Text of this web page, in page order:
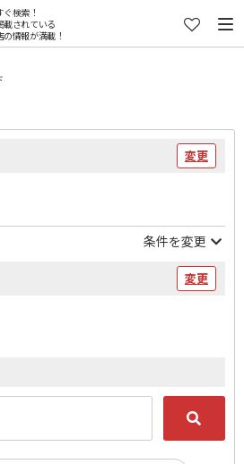
検索！
載されている
情報が満載！
変更
条件を変更
変更